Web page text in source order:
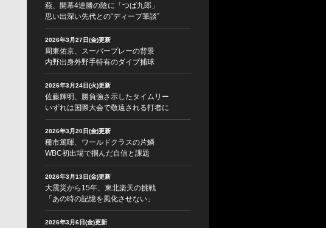
燕、開幕4連勝の陰に「つば九郎」
思い出深い先代との“ディープ筆談”
2026年3月27日(金)更新
周東佑京、スーパープレーの背景
内野出身外野手特有のダイブ捕球
2026年3月24日(火)更新
佐藤輝明、勝負強さ示したタイムリー
いずれは国際大会で敬遠される打者に
2026年3月20日(金)更新
種市篤暉、ワールドクラスの片鱗
WBC初出場で掴んだ自信と課題
2026年3月13日(金)更新
大震災から15年、東北楽天の挑戦
「あの時の記憶を風化させない」
2026年3月6日(金)更新